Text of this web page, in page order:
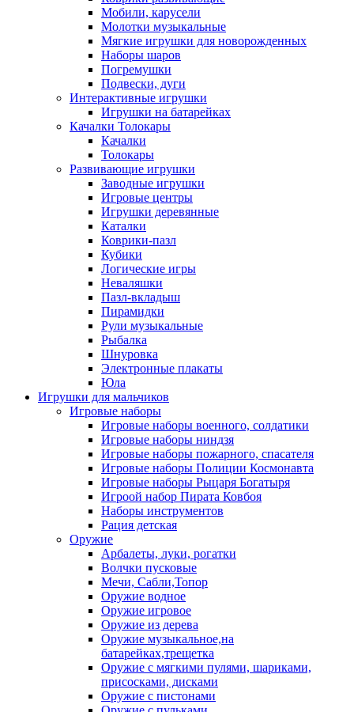
Мобили, карусели
Молотки музыкальные
Мягкие игрушки для новорожденных
Наборы шаров
Погремушки
Подвески, дуги
Интерактивные игрушки
Игрушки на батарейках
Качалки Толокары
Качалки
Толокары
Развивающие игрушки
Заводные игрушки
Игровые центры
Игрушки деревянные
Каталки
Коврики-пазл
Кубики
Логические игры
Неваляшки
Пазл-вкладыш
Пирамидки
Рули музыкальные
Рыбалка
Шнуровка
Электронные плакаты
Юла
Игрушки для мальчиков
Игровые наборы
Игровые наборы военного, солдатики
Игровые наборы ниндзя
Игровые наборы пожарного, спасателя
Игровые наборы Полиции Космонавта
Игровые наборы Рыцаря Богатыря
Игроой набор Пирата Ковбоя
Наборы инструментов
Рация детская
Оружие
Арбалеты, луки, рогатки
Волчки пусковые
Мечи, Сабли,Топор
Оружие водное
Оружие игровое
Оружие из дерева
Оружие музыкальное,на
батарейках,трещетка
Оружие с мягкими пулями, шариками,
присосками, дисками
Оружие с пистонами